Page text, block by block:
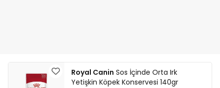
Royal Canin Sos İçinde Orta Irk
Yetişkin Köpek Konservesi 140gr